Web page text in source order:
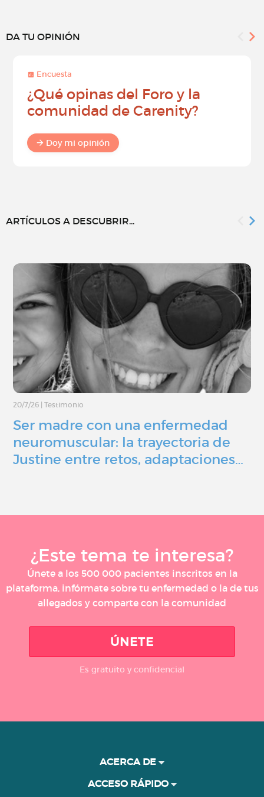
DA TU OPINIÓN
Encuesta
¿Qué opinas del Foro y la
comunidad de Carenity?
Doy mi opinión
ARTÍCULOS A DESCUBRIR...
20/7/26 Testimonio
Ser madre con una enfermedad
neuromuscular: la trayectoria de
Justine entre retos, adaptaciones…
¿Este tema te interesa?
Únete a los 500 000 pacientes inscritos en la
plataforma, infórmate sobre tu enfermedad o la de tus
allegados y comparte con la comunidad
ÚNETE
Es gratuito y confidencial
ACERCA DE
ACCESO RÁPIDO